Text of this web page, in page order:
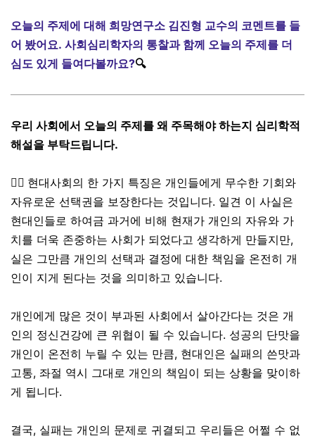
오늘의 주제에 대해 희망연구소 김진형 교수의 코멘트를 들
어 봤어요. 사회심리학자의 통찰과 함께 오늘의 주제를 더
심도 있게 들여다볼까요?🔍
우리 사회에서 오늘의 주제를 왜 주목해야 하는지 심리학적
해설을 부탁드립니다.
👉🏼 현대사회의 한 가지 특징은 개인들에게 무수한 기회와
자유로운 선택권을 보장한다는 것입니다. 일견 이 사실은
현대인들로 하여금 과거에 비해 현재가 개인의 자유와 가
치를 더욱 존중하는 사회가 되었다고 생각하게 만들지만,
실은 그만큼 개인의 선택과 결정에 대한 책임을 온전히 개
인이 지게 된다는 것을 의미하고 있습니다.
개인에게 많은 것이 부과된 사회에서 살아간다는 것은 개
인의 정신건강에 큰 위협이 될 수 있습니다. 성공의 단맛을
개인이 온전히 누릴 수 있는 만큼, 현대인은 실패의 쓴맛과
고통, 좌절 역시 그대로 개인의 책임이 되는 상황을 맞이하
게 됩니다.
결국, 실패는 개인의 문제로 귀결되고 우리들은 어쩔 수 없